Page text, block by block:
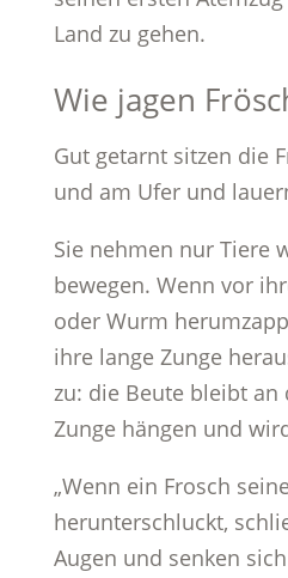
Land zu gehen.
Wie jagen
Gut getarnt sitzen die
und am Ufer und
Sie nehmen nur Tiere
bewegen. Wenn vor
oder Wurm
ihre lange Zunge
zu: die Beute bleibt an
Zunge hängen und
„Wenn ein Frosch
herunterschluckt,
Augen und senken